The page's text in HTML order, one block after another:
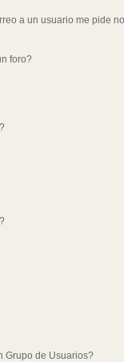
a un usuario me pide
foro?
de Usuarios?